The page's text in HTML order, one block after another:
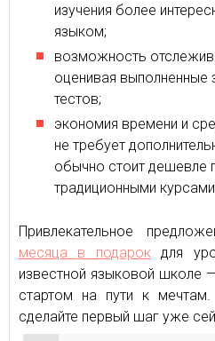
изучения более
языком;
возможность
оценивая выполненные
тестов;
экономия времени и
не требует
обычно стоит дешевле
традиционными курсами.
Привлекательное
месяца в подарокдля
известной языковой школе
стартом на пути к
сделайте первый шаг уже